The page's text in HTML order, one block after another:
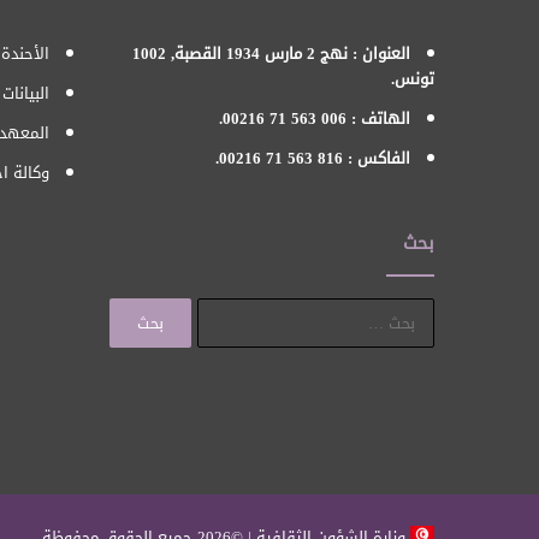
العنوان : نهج 2 مارس 1934 القصبة, 1002
تونس.
الهاتف : 006 563 71 00216.
الفاكس : 816 563 71 00216.
بحث
وكالة